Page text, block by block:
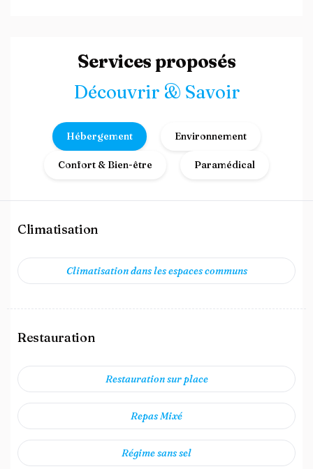
Services proposés
Découvrir & Savoir
Hébergement Environnement
Confort & Bien-être Paramédical
Climatisation
Climatisation dans les espaces communs
Restauration
Restauration sur place
Repas Mixé
Régime sans sel